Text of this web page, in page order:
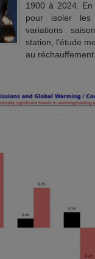
1900 à 2024.
pour isoler les
variations
station, l’étude
au